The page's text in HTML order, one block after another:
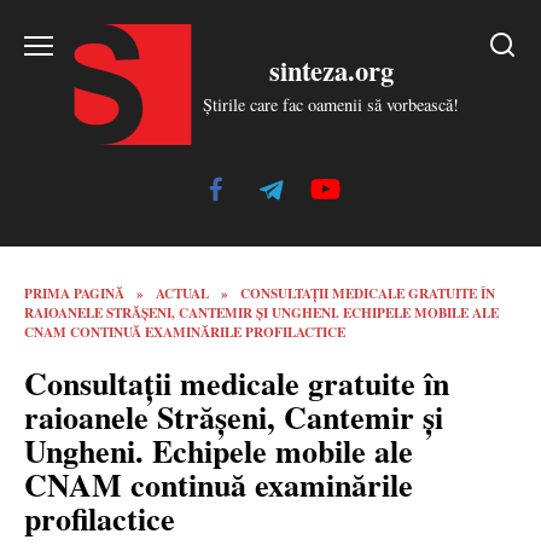
sinteza.org
Știrile care fac oamenii să vorbească!
PRIMA PAGINĂ » ACTUAL »
CONSULTAȚII MEDICALE GRATUITE ÎN
RAIOANELE STRĂȘENI, CANTEMIR ȘI UNGHENI. ECHIPELE MOBILE ALE
CNAM CONTINUĂ EXAMINĂRILE PROFILACTICE
Consultații medicale gratuite în
raioanele Strășeni, Cantemir și
Ungheni. Echipele mobile ale
CNAM continuă examinările
profilactice